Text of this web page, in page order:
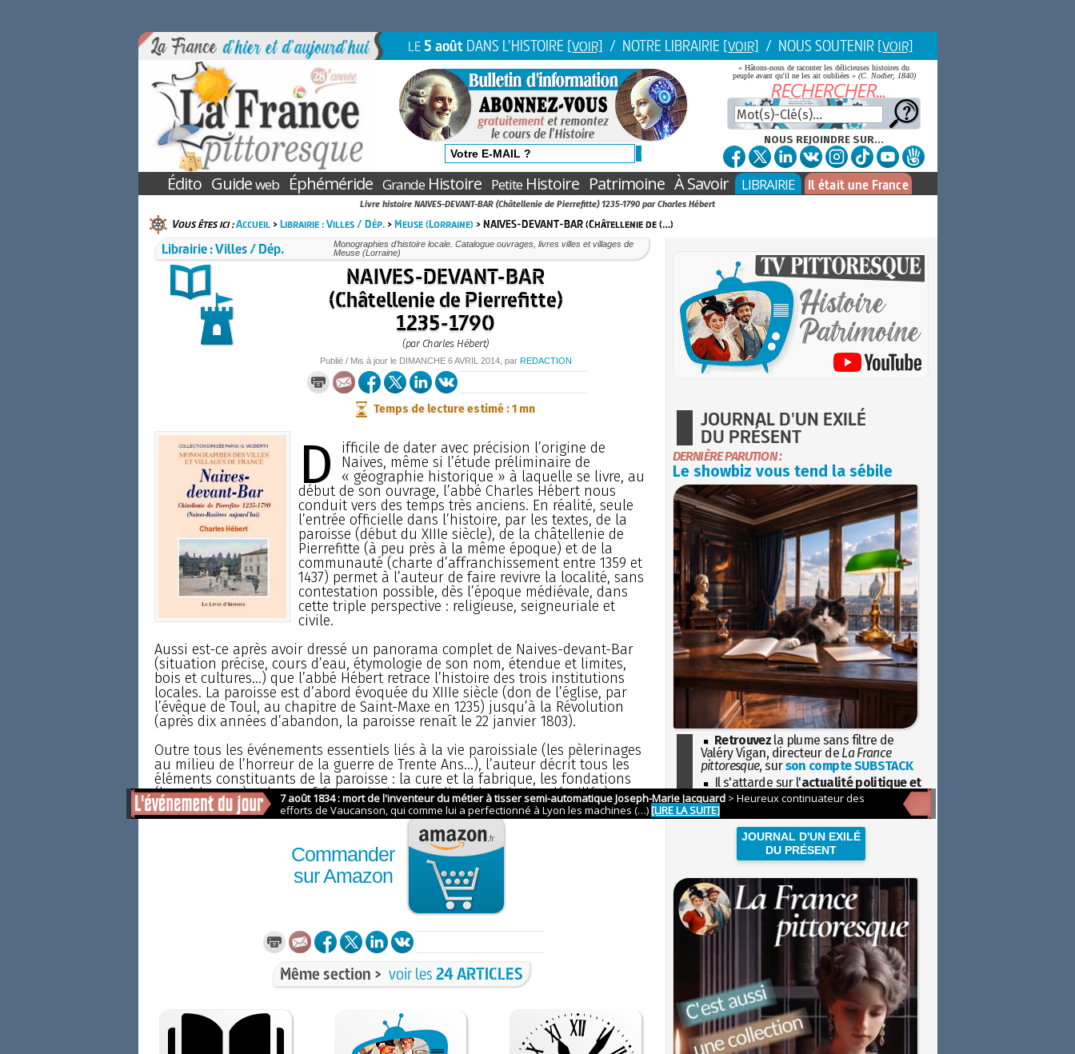
LE 5 aoûtDANS L'HISTOIRE [VOIR] / NOTRE LIBRAIRIE [VOIR] / NOUS SOUTENIR [VOIR]
« Hâtons-nous de raconter les délicieuses histoires du
peuple avant qu'il ne les ait oubliées » (C. Nodier, 1840)
NOUS REJOINDRE SUR...
Édito Guideweb Éphéméride GrandeHistoire PetiteHistoire Patrimoine À Savoir LIBRAIRIE Il était une France
Livre histoire NAIVES-DEVANT-BAR (Châtellenie de Pierrefitte) 1235-1790 par Charles Hébert
Vous êtes ici :Accueil>Librairie : Villes / Dép.>Meuse (Lorraine) > NAIVES-DEVANT-BAR (Châtellenie de (…)
Librairie : Villes / Dép.
Monographies d’histoire locale. Catalogue ouvrages, livres villes et villages de
Meuse (Lorraine)
NAIVES-DEVANT-BAR
(Châtellenie de Pierrefitte)
1235-1790
(par Charles Hébert)
Publié / Mis à jour le DIMANCHE 6 AVRIL 2014, par REDACTION
Temps de lecture estimé : 1 mn
D
ifficile de dater avec précision l’origine de
Naives, même si l’étude préliminaire de
« géographie historique » à laquelle se livre, au
début de son ouvrage, l’abbé Charles Hébert nous
conduit vers des temps très anciens. En réalité, seule
l’entrée officielle dans l’histoire, par les textes, de la
paroisse (début du XIIIe siècle), de la châtellenie de
Pierrefitte (à peu près à la même époque) et de la
communauté (charte d’affranchissement entre 1359 et
1437) permet à l’auteur de faire revivre la localité, sans
contestation possible, dès l’époque médiévale, dans
cette triple perspective : religieuse, seigneuriale et
civile.
Aussi est-ce après avoir dressé un panorama complet de Naives-devant-Bar
(situation précise, cours d’eau, étymologie de son nom, étendue et limites,
bois et cultures...) que l’abbé Hébert retrace l’histoire des trois institutions
locales. La paroisse est d’abord évoquée du XIIIe siècle (don de l’église, par
l’évêque de Toul, au chapitre de Saint-Maxe en 1235) jusqu’à la Révolution
(après dix années d’abandon, la paroisse renaît le 22 janvier 1803).
Outre tous les événements essentiels liés à la vie paroissiale (les pèlerinages
au milieu de l’horreur de la guerre de Trente Ans...), l’auteur décrit tous les
éléments constituants de la paroisse : la cure et la fabrique, les fondations
(les 40 heures) et les confréries, ainsi que l’église (description détaillée)...
Commander
sur Amazon
Même section > voir les24 ARTICLES
JOURNAL D'UN EXILÉ
DU PRÉSENT
DERNIÈRE PARUTION :
Le showbiz vous tend la sébile
Retrouvez la plume sans filtre de
Valéry Vigan, directeur de La France
pittoresque, surson compte SUBSTACK
Il s'attarde sur l'actualité politique et
sociétaleavec la hauteur de vue de
l'Histoire
JOURNAL D'UN EXILÉ
DU PRÉSENT